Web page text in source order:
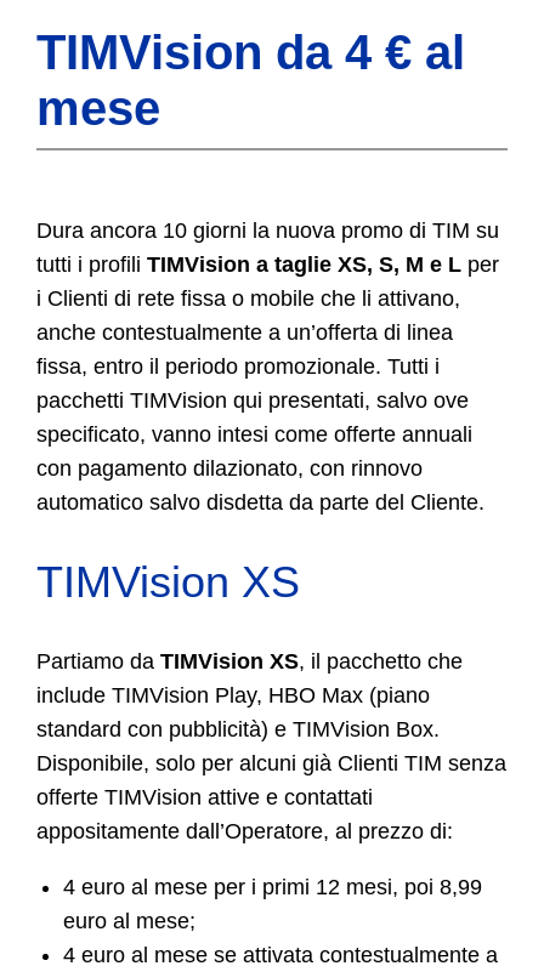
TIMVision da 4 € al
mese
Dura ancora 10 giorni la nuova promo di TIM su
tutti i profiliTIMVision a taglie XS, S, M e L per
i Clienti di rete fissa o mobile che li attivano,
anche contestualmente a un’offerta di linea
fissa, entro il periodo promozionale. Tutti i
pacchetti TIMVision qui presentati, salvo ove
specificato, vanno intesi come offerte annuali
con pagamento dilazionato, con rinnovo
automatico salvo disdetta da parte del Cliente.
TIMVision XS
Partiamo daTIMVision XS, il pacchetto che
include TIMVision Play, HBO Max (piano
standard con pubblicità) e TIMVision Box.
Disponibile, solo per alcuni già Clienti TIM senza
offerte TIMVision attive e contattati
appositamente dall’Operatore, al prezzo di:
4 euro al mese per i primi 12 mesi, poi 8,99
euro al mese;
4 euro al mese se attivata contestualmente a